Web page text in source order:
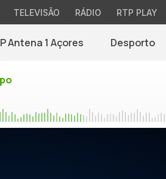
TELEVISÃO RÁDIO RTP PLAY
Antena 1 Açores Desporto